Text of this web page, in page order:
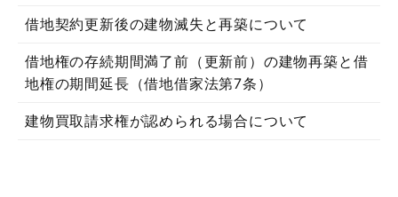
借地契約更新後の建物滅失と再築について
借地権の存続期間満了前（更新前）の建物再築と借
地権の期間延長（借地借家法第7条）
建物買取請求権が認められる場合について